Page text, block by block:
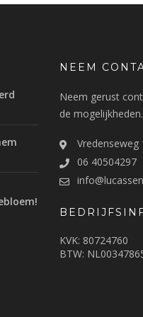
NEEM
Neem gerust
de mogelijkheden.
Vredenseweg
06 40504297
KVK: 80724760
BTW: